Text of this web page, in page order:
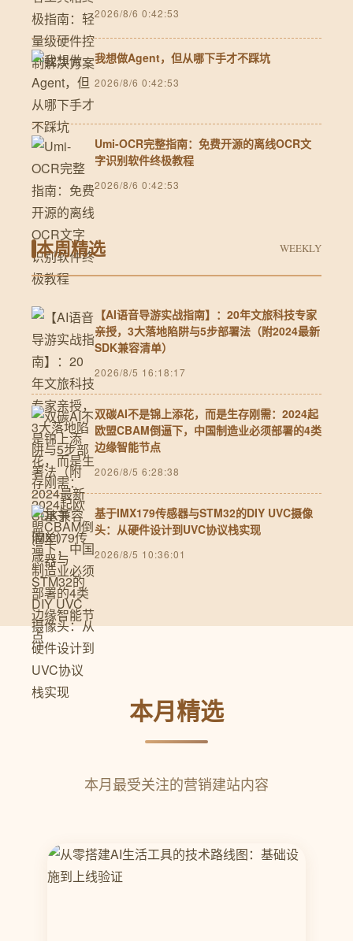
2026/8/6 0:42:53
我想做Agent，但从哪下手才不踩坑
2026/8/6 0:42:53
Umi-OCR完整指南：免费开源的离线OCR文
字识别软件终极教程
2026/8/6 0:42:53
本周精选 WEEKLY
【AI语音导游实战指南】：20年文旅科技专家
亲授，3大落地陷阱与5步部署法（附2024最新
SDK兼容清单）
2026/8/5 16:18:17
双碳AI不是锦上添花，而是生存刚需：2024起
欧盟CBAM倒逼下，中国制造业必须部署的4类
边缘智能节点
2026/8/5 6:28:38
基于IMX179传感器与STM32的DIY UVC摄像
头：从硬件设计到UVC协议栈实现
2026/8/5 10:36:01
本月精选
本月最受关注的营销建站内容